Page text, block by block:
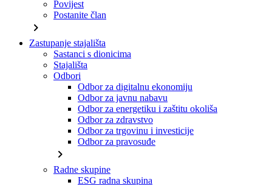
Povijest
Postanite član
chevron_right
Zastupanje stajališta
Sastanci s dionicima
Stajališta
Odbori
Odbor za digitalnu ekonomiju
Odbor za javnu nabavu
Odbor za energetiku i zaštitu okoliša
Odbor za zdravstvo
Odbor za trgovinu i investicije
Odbor za pravosuđe
chevron_right
Radne skupine
ESG radna skupina